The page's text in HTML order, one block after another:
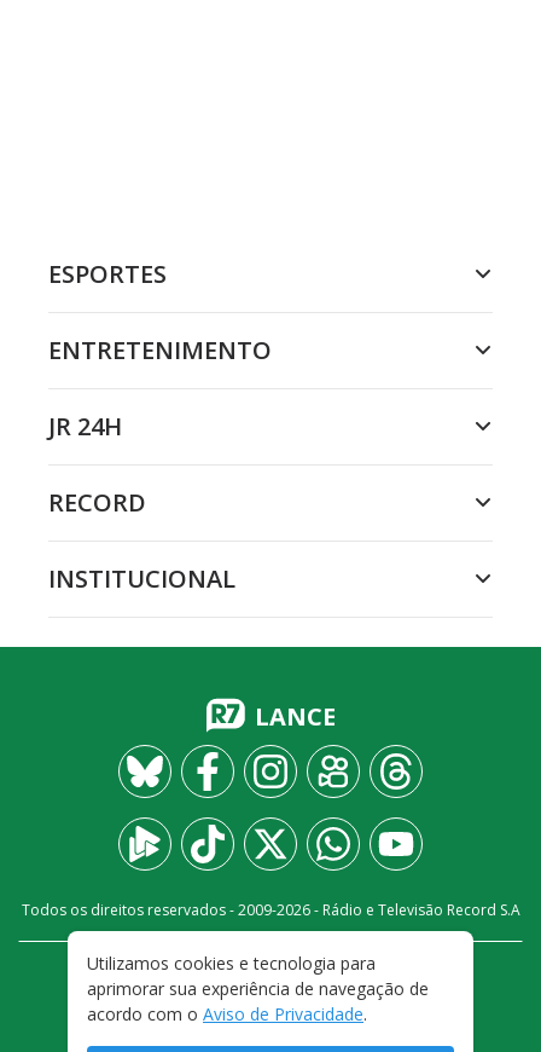
ESPORTES
ENTRETENIMENTO
JR 24H
RECORD
INSTITUCIONAL
LANCE
Todos os direitos reservados - 2009-2026- Rádio e Televisão Record S.A
FALE CONOSCO
PRIVACIDADE
TERMOS E CONDIÇÕES DE USO
Utilizamos cookies e tecnologia para
aprimorar sua experiência de navegação de
acordo com o Aviso de Privacidade.